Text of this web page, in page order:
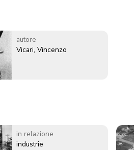
autore
Vicari, Vincenzo
in relazione
industrie